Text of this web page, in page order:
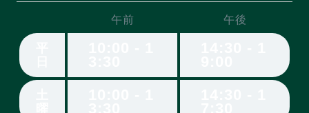
午前 午後